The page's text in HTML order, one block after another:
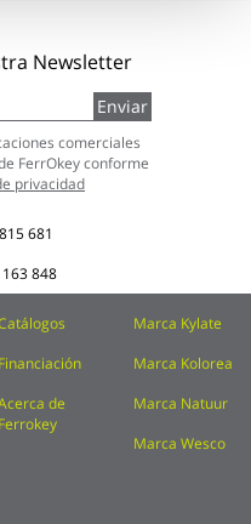
Newsletter
Enviar
comerciales
FerrOkey conforme
privacidad
681
848
Financiación
de
Ferrokey
Marca Kylate
Marca Kolorea
Marca Natuur
Marca Wesco